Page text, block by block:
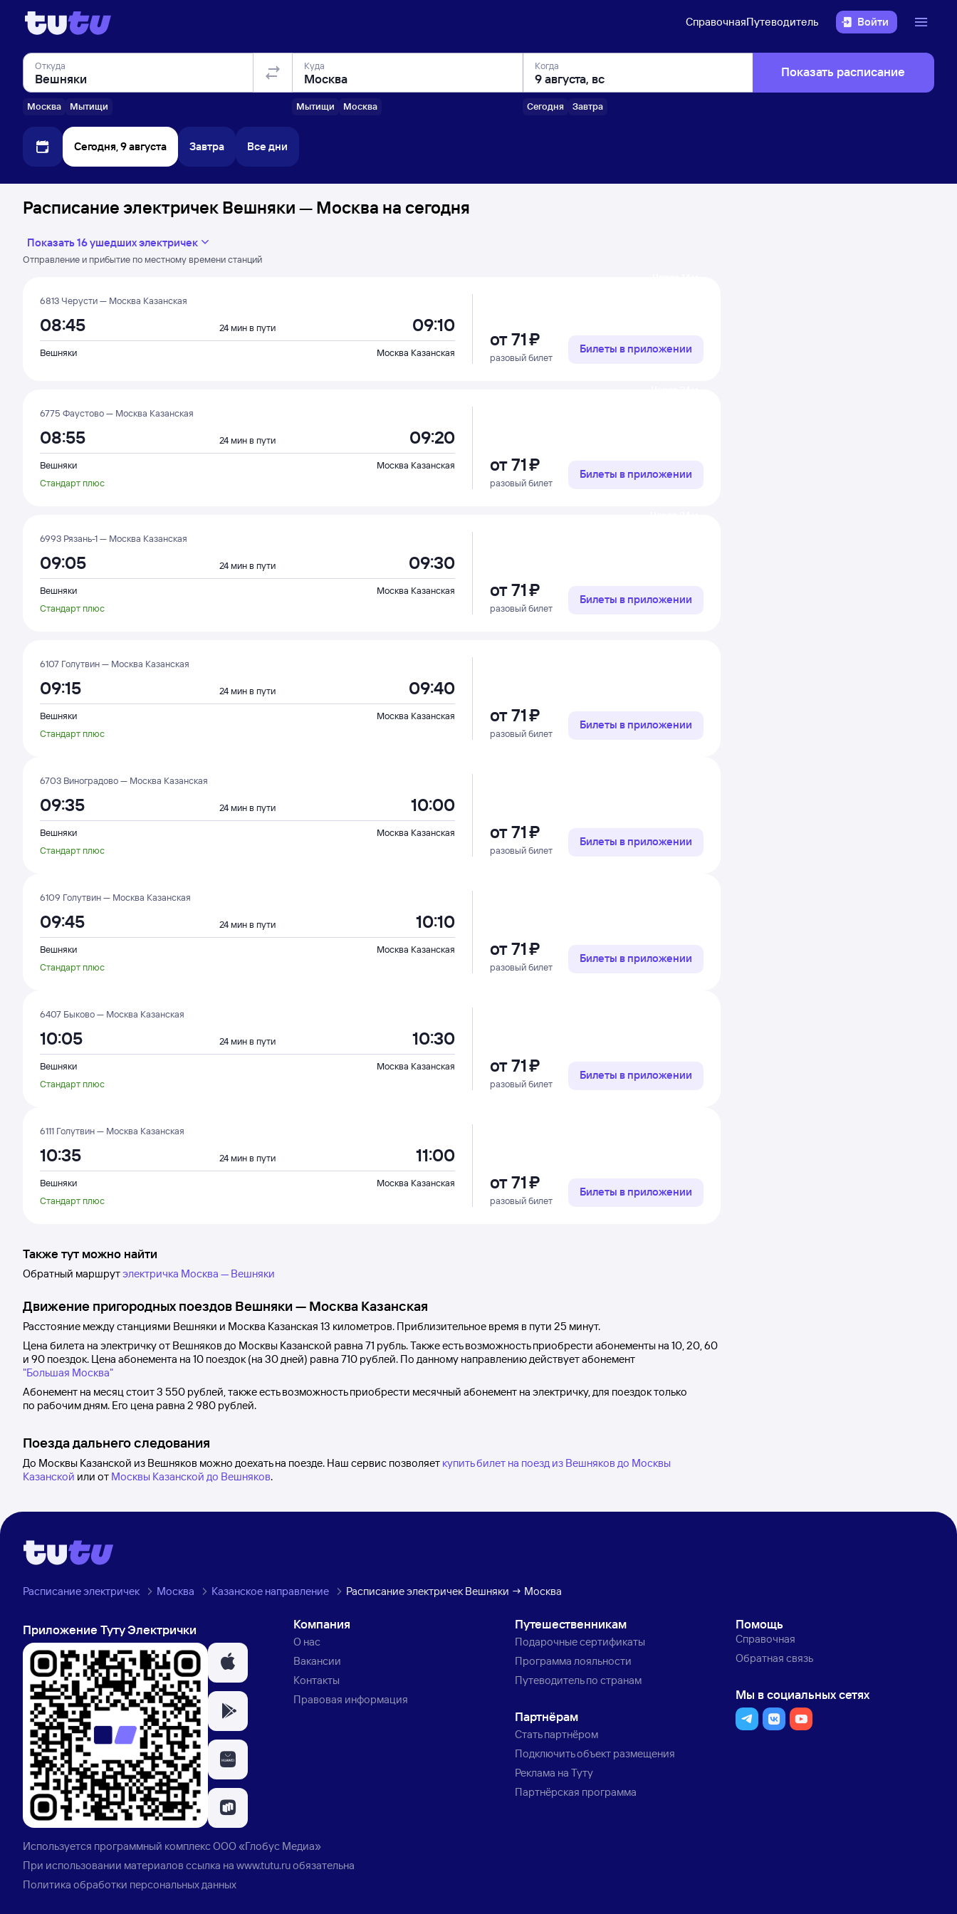
СправочнаяПутеводитель Войти
Откуда
Москва Мытищи
Куда
Мытищи Москва
Когда
Сегодня Завтра
Показать расписание
Сегодня, 9 августа Завтра Все дни
Расписание электричек Вешняки — Москва на сегодня
Показать 16 ушедших электричек
Отправление и прибытие по местному времени станций
6813 Черусти — Москва Казанская
08:45 24 мин в пути 09:10
Вешняки Москва Казанская
от71 ⁠₽
разовый билет
Билеты в приложении
6775 Фаустово — Москва Казанская
08:55 24 мин в пути 09:20
Вешняки
Москва Казанская
Стандарт плюс
от71 ⁠₽
разовый билет
Билеты в приложении
6993 Рязань-1 — Москва Казанская
09:05 24 мин в пути 09:30
Вешняки
Москва Казанская
Стандарт плюс
от71 ⁠₽
разовый билет
Билеты в приложении
6107 Голутвин — Москва Казанская
09:15 24 мин в пути 09:40
Вешняки
Москва Казанская
Стандарт плюс
от71 ⁠₽
разовый билет
Билеты в приложении
6703 Виноградово — Москва Казанская
09:35 24 мин в пути 10:00
Вешняки
Москва Казанская
Стандарт плюс
от71 ⁠₽
разовый билет
Билеты в приложении
6109 Голутвин — Москва Казанская
09:45 24 мин в пути 10:10
Вешняки
Москва Казанская
Стандарт плюс
от71 ⁠₽
разовый билет
Билеты в приложении
6407 Быково — Москва Казанская
10:05 24 мин в пути 10:30
Вешняки
Москва Казанская
Стандарт плюс
от71 ⁠₽
разовый билет
Билеты в приложении
6111 Голутвин — Москва Казанская
10:35 24 мин в пути 11:00
Вешняки
Москва Казанская
Стандарт плюс
от71 ⁠₽
разовый билет
Билеты в приложении
Также тут можно найти
Обратный маршрутэлектричка Москва — Вешняки
Движение пригородных поездов Вешняки— Москва Казанская
Расстояние между станциями Вешняки и Москва Казанская 13 километров. Приблизительное время в пути 25 минут.
Цена билета на электричку от Вешняков до Москвы Казанской равна 71 рубль. Также есть возможность приобрести абонементы на 10, 20, 60
и 90 поездок. Цена абонемента на 10 поездок (на 30 дней) равна 710 рублей. По данному направлению действует абонемент
"Большая Москва"
Абонемент на месяц стоит3 550 рублей, также есть возможность приобрести месячный абонемент на электричку, для поездок только
по рабочим дням. Его цена равна 2 980 рублей.
Поезда дальнего следования
До Москвы Казанской из Вешняков можно доехать на поезде. Наш сервис позволяет купить билет на поезд из Вешняков до Москвы
Казанской или от Москвы Казанской до Вешняков.
Расписание электричек Москва Казанское направление Расписание электричек Вешняки → Москва
Приложение Туту Электрички Компания
О нас
Вакансии
Контакты
Правовая информация
Путешественникам
Подарочные сертификаты
Программа лояльности
Путеводитель по странам
Партнёрам
Стать партнёром
Подключить объект размещения
Реклама на Туту
Партнёрская программа
Помощь
Справочная
Обратная связь
Мы в социальных сетях
Используется программный комплексООО «Глобус Медиа»
При использовании материалов ссылка на www.tutu.ruобязательна
Политика обработки персональных данных